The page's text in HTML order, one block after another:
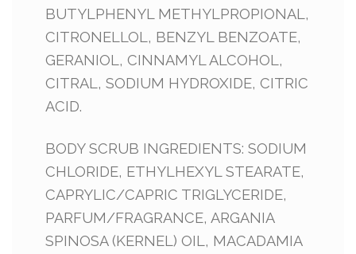
BUTYLPHENYL METHYLPROPIONAL,
CITRONELLOL, BENZYL BENZOATE,
GERANIOL, CINNAMYL ALCOHOL,
CITRAL, SODIUM HYDROXIDE, CITRIC
ACID.
BODY SCRUB INGREDIENTS: SODIUM
CHLORIDE, ETHYLHEXYL STEARATE,
CAPRYLIC/CAPRIC TRIGLYCERIDE,
PARFUM/FRAGRANCE, ARGANIA
SPINOSA (KERNEL) OIL, MACADAMIA